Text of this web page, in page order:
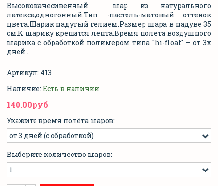
Высококачесивенный шар из натурального
латекса,однотонный.Тип -пастель-матовый оттенок
цвета.Шарик надутый гелием.Размер шара в надуве 35
см.К шарику крепится лента.Время полета воздушного
шарика с обработкой полимером типа "hi-float" – от 3х
дней .
Артикул: 413
Наличие: Есть в наличии
140.00руб
Укажите время полёта шаров:
Выберите количество шаров: